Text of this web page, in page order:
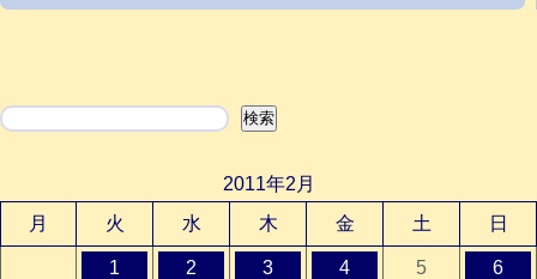
検索 検索
2011年2月
月
火 水 木 金 土 日
1 2 3 4 5 6